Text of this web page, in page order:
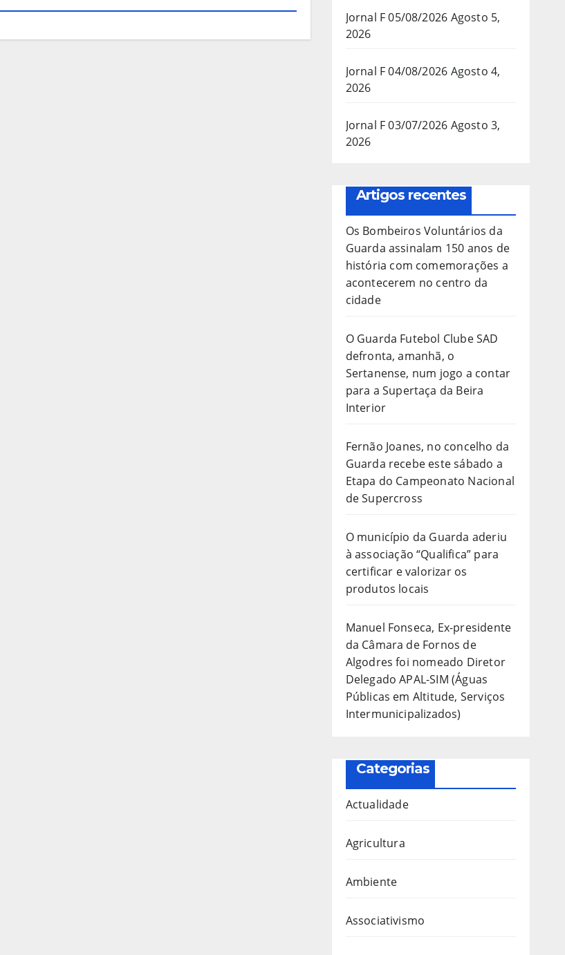
Jornal F 05/08/2026 Agosto 5,
2026
Jornal F 04/08/2026 Agosto 4,
2026
Jornal F 03/07/2026 Agosto 3,
2026
Artigos recentes
Os Bombeiros Voluntários da
Guarda assinalam 150 anos de
história com comemorações a
acontecerem no centro da
cidade
O Guarda Futebol Clube SAD
defronta, amanhã, o
Sertanense, num jogo a contar
para a Supertaça da Beira
Interior
Fernão Joanes, no concelho da
Guarda recebe este sábado a
Etapa do Campeonato Nacional
de Supercross
O município da Guarda aderiu
à associação “Qualifica” para
certificar e valorizar os
produtos locais
Manuel Fonseca, Ex-presidente
da Câmara de Fornos de
Algodres foi nomeado Diretor
Delegado APAL-SIM (Águas
Públicas em Altitude, Serviços
Intermunicipalizados)
Categorias
Actualidade
Agricultura
Ambiente
Associativismo